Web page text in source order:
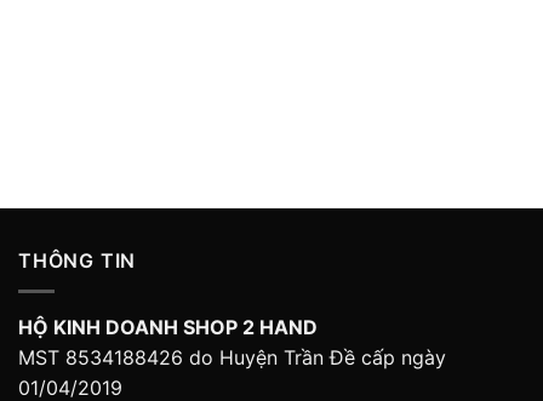
THÔNG TIN
HỘ KINH DOANH SHOP 2 HAND
MST 8534188426 do Huyện Trần Đề cấp ngày
01/04/2019